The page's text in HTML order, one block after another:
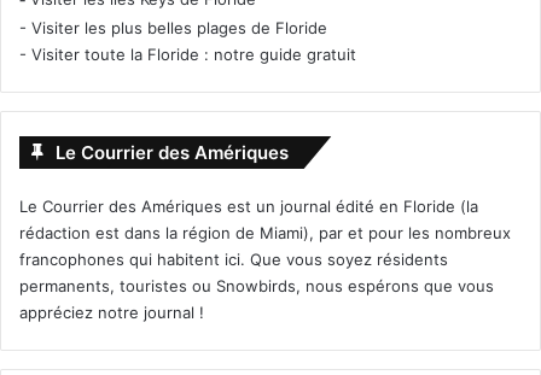
- Visiter les plus belles plages de Floride
- Visiter toute la Floride : notre guide gratuit
Le Courrier des Amériques
Le Courrier des Amériques est un journal édité en Floride (la
rédaction est dans la région de Miami), par et pour les nombreux
francophones qui habitent ici. Que vous soyez résidents
permanents, touristes ou Snowbirds, nous espérons que vous
appréciez notre journal !